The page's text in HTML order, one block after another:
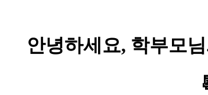
안녕하세요, 학부모